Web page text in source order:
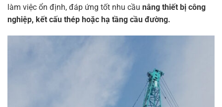
làm việc ổn định, đáp ứng tốt nhu cầu nâng thiết bị công
nghiệp, kết cấu thép hoặc hạ tầng cầu đường.